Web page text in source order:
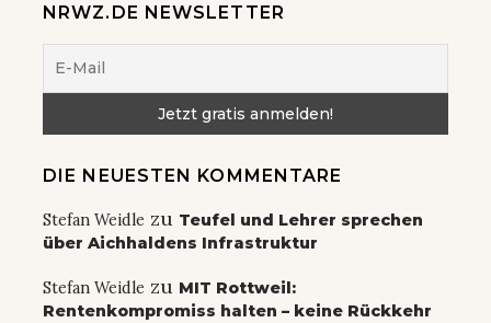
NRWZ.DE NEWSLETTER
DIE NEUESTEN KOMMENTARE
Stefan Weidle zu Teufel und Lehrer sprechen
über Aichhaldens Infrastruktur
Stefan Weidle zu MIT Rottweil:
Rentenkompromiss halten – keine Rückkehr